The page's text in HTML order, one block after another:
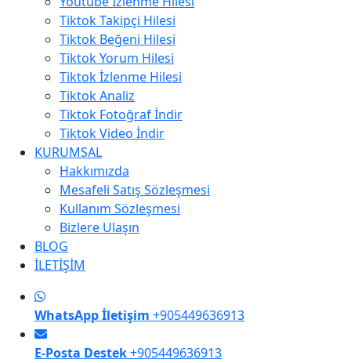
Tiktok Takipçi Hilesi
Tiktok Beğeni Hilesi
Tiktok Yorum Hilesi
Tiktok İzlenme Hilesi
Tiktok Analiz
Tiktok Fotoğraf İndir
Tiktok Video İndir
KURUMSAL
Hakkımızda
Mesafeli Satış Sözleşmesi
Kullanım Sözleşmesi
Bizlere Ulaşın
BLOG
İLETİŞİM
WhatsApp İletişim +905449636913
E-Posta Destek+905449636913